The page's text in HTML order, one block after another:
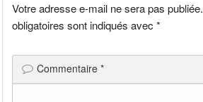
Votre adresse e-mail ne sera pas publiée.
obligatoires sont indiqués avec*
Commentaire*